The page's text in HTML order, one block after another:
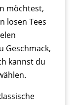
möchtest,
losen Tees
Geschmack,
kannst du